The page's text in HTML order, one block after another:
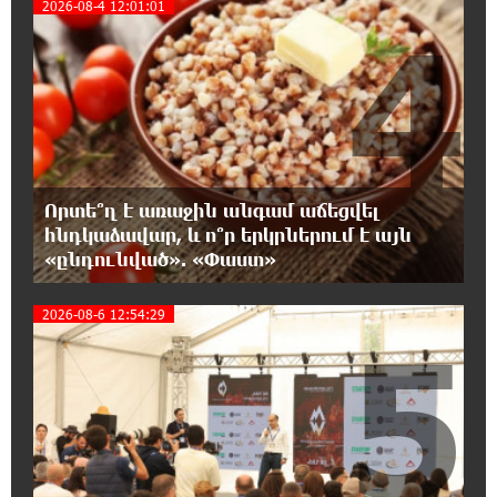
0:00:14 8-08-2026
Երգչուհի Բեյոնսեն ​​4 դատական հայց է
ներկայացրել Թուրքիայում
23:41:24 7-08-2026
Երևանյան լճում իրականացվել են մաքրման
աշխատանքներ
23:22:54 7-08-2026
Իտալական Սիցիլիա կղզում ժայթքել է
Էտնա հրաբուխը
22:59:55 7-08-2026
Պայթյուն՝ Իրանում․ հաղորդվում է զոհերի
ու վիրավորների մասին
22:40:18 7-08-2026
«Ռեալը» հայտարարել է Դիոմանդեի
տրանսֆերի մասին
2026-08-4 12:01:01
Որտե՞ղ է առաջին անգամ աճեցվել
հնդկաձավար, և ո՞ր երկրներում է այն
«ընդունված». «Փաստ»
4
2026-08-6 12:54:29
5